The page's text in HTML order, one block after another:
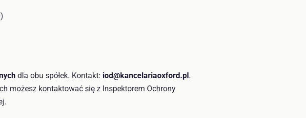
dla obu spółek. Kontakt: iod@kancelariaoxford.pl .
możesz kontaktować się z Inspektorem Ochrony